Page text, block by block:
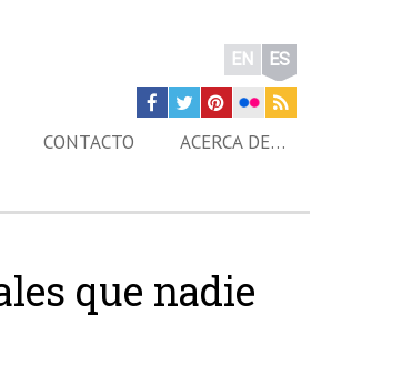
EN ES
CONTACTO ACERCA DE…
que nadie